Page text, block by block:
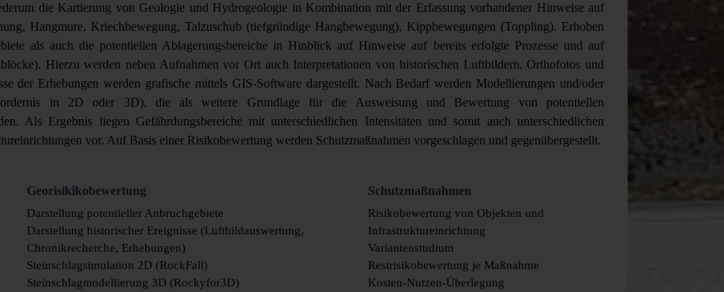
die Kartierung von Geologie und Hydrogeologie in Kombination mit der Erfassung vorhandener Hinweise auf
Hangmure, Kriechbewegung, Talzuschub (tiefgründige Hangbewegung), Kippbewegungen (Toppling). Erhoben
als auch die potentiellen Ablagerungsbereiche in Hinblick auf Hinweise auf bereits erfolgte Prozesse und auf
Hierzu werden neben Aufnahmen vor Ort auch Interpretationen von historischen Luftbildern, Orthofotos und
der Erhebungen werden grafische mittels GIS-Software dargestellt. Nach Bedarf werden Modellierungen und/oder
in 2D oder 3D), die als weitere Grundlage für die Ausweisung und Bewertung von potentiellen
Als Ergebnis liegen Gefährdungsbereiche mit unterschiedlichen Intensitäten und somit auch unterschiedlichen
vor. Auf Basis einer Risikobewertung werden Schutzmaßnahmen vorgeschlagen und gegenübergestellt.
Georisikikobewertung
Darstellung potentieller Anbruchgebiete
Darstellung historischer Ereignisse (Luftbildauswertung,
Chronikrecherche, Erhebungen)
Steinschlagsimulation 2D (RockFall)
Steinschlagmodellierung 3D (Rockyfor3D)
Schutzmaßnahmen
Risikobewertung von Objekten und
Infrastruktureinrichtung
Variantenstudium
Restrisikobewertung je Maßnahme
Kosten-Nutzen-Überlegung